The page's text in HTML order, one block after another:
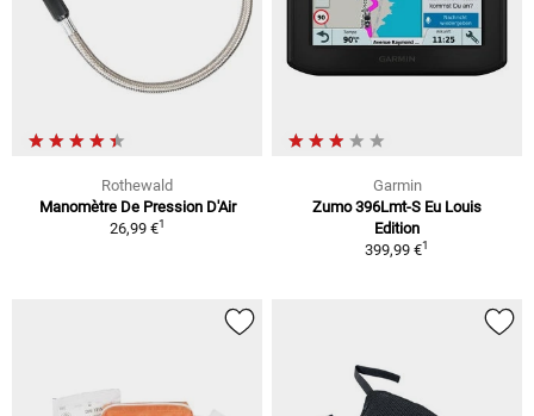
Rothewald
Manomètre De Pression D'Air
26,99 €1
Garmin
Zumo 396Lmt-S Eu Louis
Edition
399,99 €1